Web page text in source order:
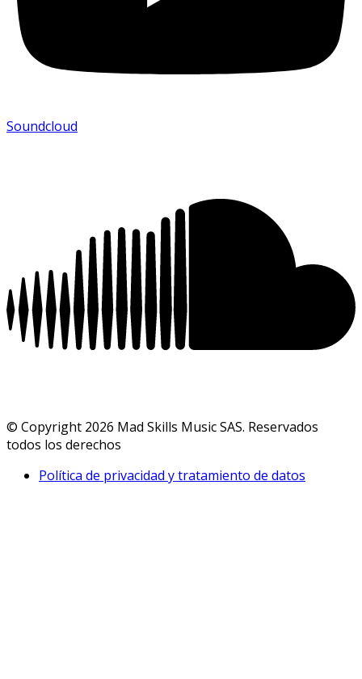
Soundcloud
© Copyright 2026 Mad Skills Music SAS. Reservados
todos los derechos
Política de privacidad y tratamiento de datos